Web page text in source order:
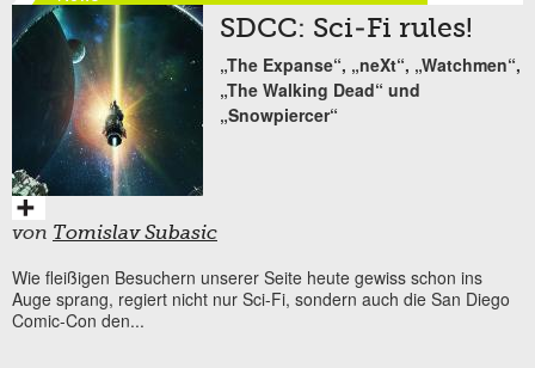
SDCC: Sci-Fi rules!
„The Expanse“, „neXt“, „Watchmen“,
„The Walking Dead“ und
„Snowpiercer“
von Tomislav Subasic
Wie fleißigen Besuchern unserer Seite heute gewiss schon ins
Auge sprang, regiert nicht nur Sci-Fi, sondern auch die San Diego
Comic-Con den...